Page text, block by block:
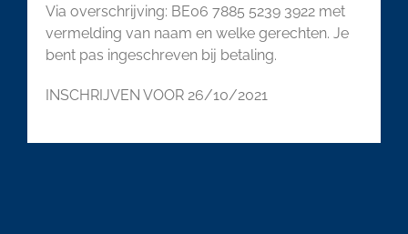
Via overschrijving: BE06 7885 5239 3922 met
vermelding van naam en welke gerechten. Je
bent pas ingeschreven bij betaling.
INSCHRIJVEN VOOR 26/10/2021